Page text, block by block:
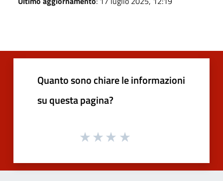
Quanto sono chiare le informazioni
su questa pagina?